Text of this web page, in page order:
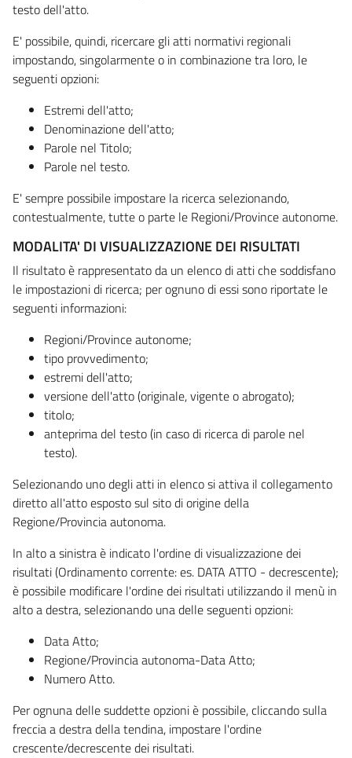
testo dell'atto.
E' possibile, quindi, ricercare gli atti normativi regionali
impostando, singolarmente o in combinazione tra loro, le
seguenti opzioni:
Estremi dell'atto;
Denominazione dell'atto;
Parole nel Titolo;
Parole nel testo.
E' sempre possibile impostare la ricerca selezionando,
contestualmente, tutte o parte le Regioni/Province autonome.
MODALITA' DI VISUALIZZAZIONE DEI RISULTATI
Il risultato è rappresentato da un elenco di atti che soddisfano
le impostazioni di ricerca; per ognuno di essi sono riportate le
seguenti informazioni:
Regioni/Province autonome;
tipo provvedimento;
estremi dell'atto;
versione dell'atto (originale, vigente o abrogato);
titolo;
anteprima del testo (in caso di ricerca di parole nel
testo).
Selezionando uno degli atti in elenco si attiva il collegamento
diretto all'atto esposto sul sito di origine della
Regione/Provincia autonoma.
In alto a sinistra è indicato l'ordine di visualizzazione dei
risultati (Ordinamento corrente: es. DATA ATTO - decrescente);
è possibile modificare l'ordine dei risultati utilizzando il menù in
alto a destra, selezionando una delle seguenti opzioni:
Data Atto;
Regione/Provincia autonoma-Data Atto;
Numero Atto.
Per ognuna delle suddette opzioni è possibile, cliccando sulla
freccia a destra della tendina, impostare l'ordine
crescente/decrescente dei risultati.